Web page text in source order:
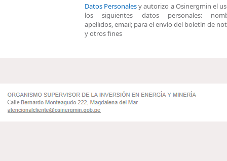
Datos Personalesy autorizo a Osinergmin el
los siguientes datos personales:
apellidos, email; para el envío del boletín de
y otros fines